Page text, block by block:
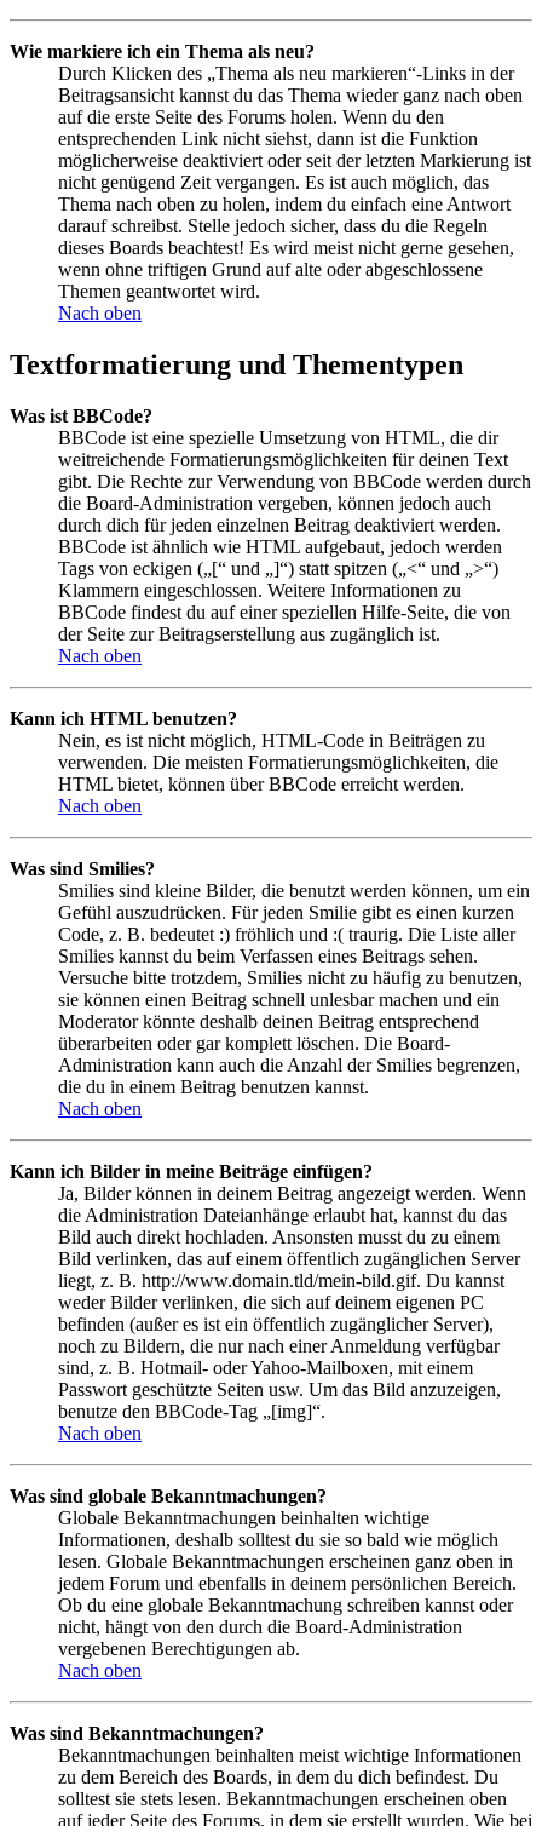
Wie markiere ich ein Thema als neu?
Durch Klicken des „Thema als neu markieren“-Links in der
Beitragsansicht kannst du das Thema wieder ganz nach oben
auf die erste Seite des Forums holen. Wenn du den
entsprechenden Link nicht siehst, dann ist die Funktion
möglicherweise deaktiviert oder seit der letzten Markierung ist
nicht genügend Zeit vergangen. Es ist auch möglich, das
Thema nach oben zu holen, indem du einfach eine Antwort
darauf schreibst. Stelle jedoch sicher, dass du die Regeln
dieses Boards beachtest! Es wird meist nicht gerne gesehen,
wenn ohne triftigen Grund auf alte oder abgeschlossene
Themen geantwortet wird.
Nach oben
Textformatierung und Thementypen
Was ist BBCode?
BBCode ist eine spezielle Umsetzung von HTML, die dir
weitreichende Formatierungsmöglichkeiten für deinen Text
gibt. Die Rechte zur Verwendung von BBCode werden durch
die Board-Administration vergeben, können jedoch auch
durch dich für jeden einzelnen Beitrag deaktiviert werden.
BBCode ist ähnlich wie HTML aufgebaut, jedoch werden
Tags von eckigen („[“ und „]“) statt spitzen („<“ und „>“)
Klammern eingeschlossen. Weitere Informationen zu
BBCode findest du auf einer speziellen Hilfe-Seite, die von
der Seite zur Beitragserstellung aus zugänglich ist.
Nach oben
Kann ich HTML benutzen?
Nein, es ist nicht möglich, HTML-Code in Beiträgen zu
verwenden. Die meisten Formatierungsmöglichkeiten, die
HTML bietet, können über BBCode erreicht werden.
Nach oben
Was sind Smilies?
Smilies sind kleine Bilder, die benutzt werden können, um ein
Gefühl auszudrücken. Für jeden Smilie gibt es einen kurzen
Code, z. B. bedeutet :) fröhlich und :( traurig. Die Liste aller
Smilies kannst du beim Verfassen eines Beitrags sehen.
Versuche bitte trotzdem, Smilies nicht zu häufig zu benutzen,
sie können einen Beitrag schnell unlesbar machen und ein
Moderator könnte deshalb deinen Beitrag entsprechend
überarbeiten oder gar komplett löschen. Die Board-
Administration kann auch die Anzahl der Smilies begrenzen,
die du in einem Beitrag benutzen kannst.
Nach oben
Kann ich Bilder in meine Beiträge einfügen?
Ja, Bilder können in deinem Beitrag angezeigt werden. Wenn
die Administration Dateianhänge erlaubt hat, kannst du das
Bild auch direkt hochladen. Ansonsten musst du zu einem
Bild verlinken, das auf einem öffentlich zugänglichen Server
liegt, z. B. http://www.domain.tld/mein-bild.gif. Du kannst
weder Bilder verlinken, die sich auf deinem eigenen PC
befinden (außer es ist ein öffentlich zugänglicher Server),
noch zu Bildern, die nur nach einer Anmeldung verfügbar
sind, z. B. Hotmail- oder Yahoo-Mailboxen, mit einem
Passwort geschützte Seiten usw. Um das Bild anzuzeigen,
benutze den BBCode-Tag „[img]“.
Nach oben
Was sind globale Bekanntmachungen?
Globale Bekanntmachungen beinhalten wichtige
Informationen, deshalb solltest du sie so bald wie möglich
lesen. Globale Bekanntmachungen erscheinen ganz oben in
jedem Forum und ebenfalls in deinem persönlichen Bereich.
Ob du eine globale Bekanntmachung schreiben kannst oder
nicht, hängt von den durch die Board-Administration
vergebenen Berechtigungen ab.
Nach oben
Was sind Bekanntmachungen?
Bekanntmachungen beinhalten meist wichtige Informationen
zu dem Bereich des Boards, in dem du dich befindest. Du
solltest sie stets lesen. Bekanntmachungen erscheinen oben
auf jeder Seite des Forums, in dem sie erstellt wurden. Wie bei